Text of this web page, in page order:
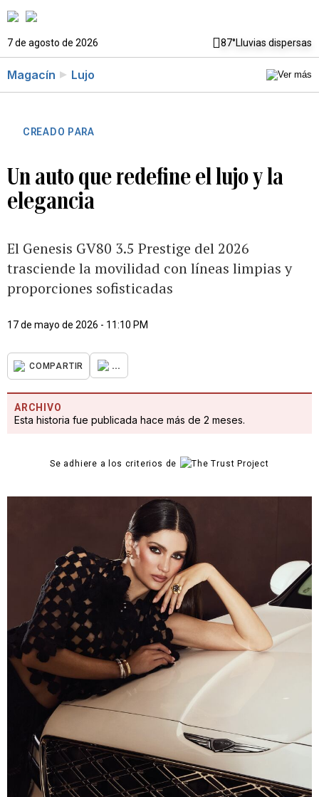
7 de agosto de 2026 87°Lluvias dispersas
Magacín Lujo
CREADO PARA
Un auto que redefine el lujo y la
elegancia
El Genesis GV80 3.5 Prestige del 2026
trasciende la movilidad con líneas limpias y
proporciones sofisticadas
17 de mayo de 2026 - 11:10 PM
COMPARTIR ...
ARCHIVO
Esta historia fue publicada hace más de 2 meses.
Se adhiere a los criterios de